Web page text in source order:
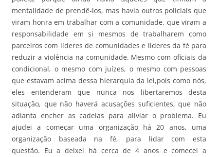
mentalidade de prendê-los, mas havia outros policiais que
viram honra em trabalhar com a comunidade, que viram a
responsabilidade em si mesmos de trabalharem como
parceiros com líderes de comunidades e líderes da fé para
reduzir a violência na comunidade. Mesmo com oficiais da
condicional, o mesmo com juízes, o mesmo com pessoas
que estavam acima dessa hierarquia da lei,pois como nós,
eles entenderam que nunca nos libertaremos desta
situação, que não haverá acusações suficientes, que não
adianta encher as cadeias para aliviar o problema. Eu
ajudei a começar uma organização há 20 anos, uma
organização baseada na fé, para lidar com esta
questão. Eu a deixei há cerca de 4 anos e comecei a